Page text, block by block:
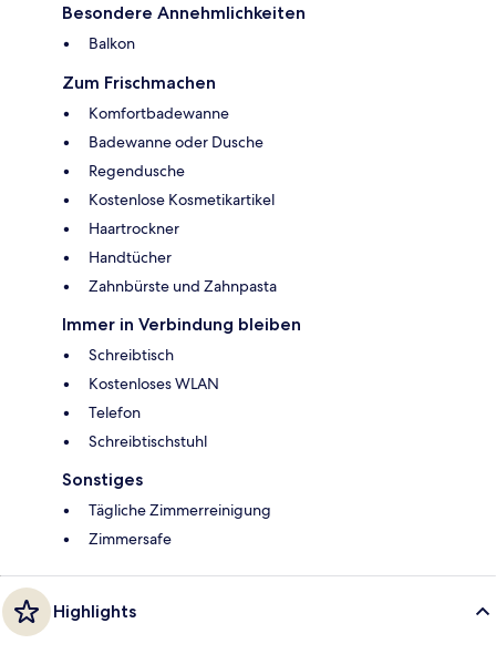
Besondere Annehmlichkeiten
Balkon
Zum Frischmachen
Komfortbadewanne
Badewanne oder Dusche
Regendusche
Kostenlose Kosmetikartikel
Haartrockner
Handtücher
Zahnbürste und Zahnpasta
Immer in Verbindung bleiben
Schreibtisch
Kostenloses WLAN
Telefon
Schreibtischstuhl
Sonstiges
Tägliche Zimmerreinigung
Zimmersafe
Highlights